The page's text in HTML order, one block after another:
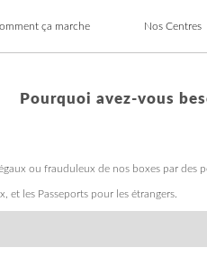
ça marche Nos Centres
Pourquoi avez-vous
ou frauduleux de nos boxes par des
et les Passeports pour les étrangers.